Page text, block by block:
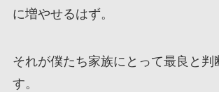
に増やせるはず。
それが僕たち家族にとって最良と判
す。